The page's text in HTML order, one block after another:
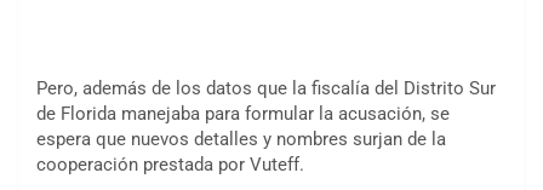
Pero, además de los datos que la fiscalía del Distrito Sur
de Florida manejaba para formular la acusación, se
espera que nuevos detalles y nombres surjan de la
cooperación prestada por Vuteff.